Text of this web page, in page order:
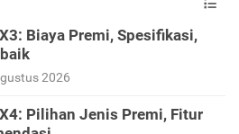
Biaya Premi, Spesifikasi,
2026
Pilihan Jenis Premi, Fitur